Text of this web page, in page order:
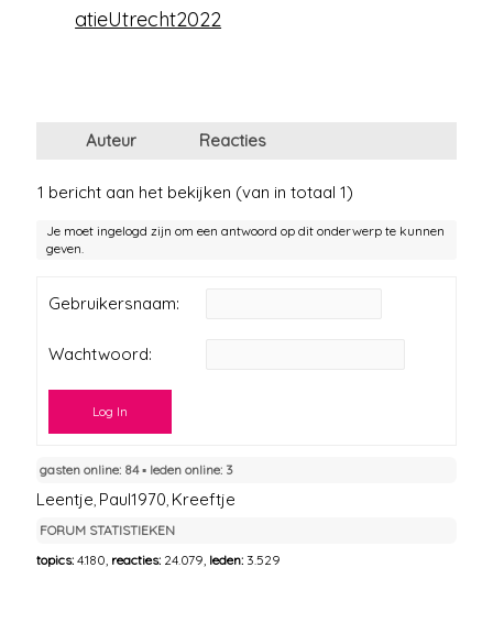
atieUtrecht2022
Auteur Reacties
1 bericht aan het bekijken (van in totaal 1)
Je moet ingelogd zijn om een antwoord op dit onderwerp te kunnen
geven.
Gebruikersnaam:
Wachtwoord:
Log In
gasten online: 84 ▪︎ leden online: 3
Leentje Paul1970 Kreeftje
FORUM STATISTIEKEN
topics:4.180, reacties: 24.079, leden: 3.529